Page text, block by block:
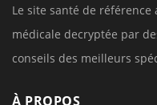
Le site santé de
médicale decryptée par
conseils des meilleurs
À PROPOS